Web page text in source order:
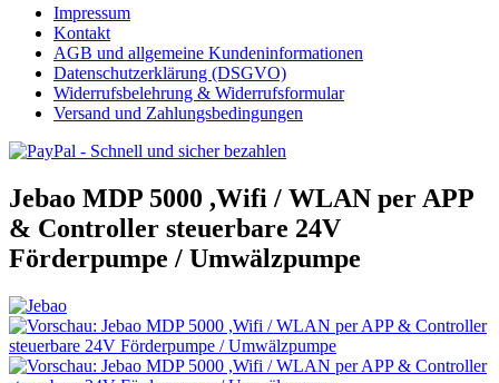
Impressum
Kontakt
AGB und allgemeine Kundeninformationen
Datenschutzerklärung (DSGVO)
Widerrufsbelehrung & Widerrufsformular
Versand und Zahlungsbedingungen
Jebao MDP 5000 ,Wifi / WLAN per APP
& Controller steuerbare 24V
Förderpumpe / Umwälzpumpe